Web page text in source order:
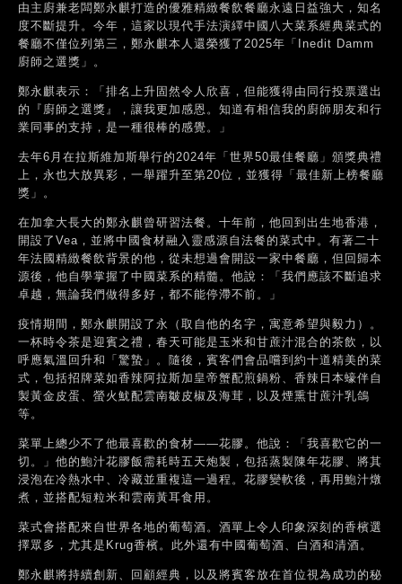
由主廚兼老闆鄭永麒打造的優雅精緻餐飲餐廳永遠日益強大，知名
度不斷提升。今年，這家以現代手法演繹中國八大菜系經典菜式的
餐廳不僅位列第三，鄭永麒本人還榮獲了2025年「Inedit Damm
廚師之選獎」。
鄭永麒表示：「排名上升固然令人欣喜，但能獲得由同行投票選出
的『廚師之選獎』，讓我更加感恩。知道有相信我的廚師朋友和行
業同事的支持，是一種很棒的感覺。」
去年6月在拉斯維加斯舉行的2024年「世界50最佳餐廳」頒獎典禮
上，永也大放異彩，一舉躍升至第20位，並獲得「最佳新上榜餐廳
獎」。
在加拿大長大的鄭永麒曾研習法餐。十年前，他回到出生地香港，
開設了Vea，並將中國食材融入靈感源自法餐的菜式中。有著二十
年法國精緻餐飲背景的他，從未想過會開設一家中餐廳，但回歸本
源後，他自學掌握了中國菜系的精髓。他說：「我們應該不斷追求
卓越，無論我們做得多好，都不能停滯不前。」
疫情期間，鄭永麒開設了永（取自他的名字，寓意希望與毅力）。
一杯時令茶是迎賓之禮，春天可能是玉米和甘蔗汁混合的茶飲，以
呼應氣溫回升和「驚蟄」。隨後，賓客們會品嚐到約十道精美的菜
式，包括招牌菜如香辣阿拉斯加皇帝蟹配煎鍋粉、香辣日本蠔伴自
製黃金皮蛋、螢火魷配雲南皺皮椒及海茸，以及煙熏甘蔗汁乳鴿
等。
菜單上總少不了他最喜歡的食材——花膠。他說：「我喜歡它的一
切。」他的鮑汁花膠飯需耗時五天炮製，包括蒸製陳年花膠、將其
浸泡在冷熱水中、冷藏並重複這一過程。花膠變軟後，再用鮑汁燉
煮，並搭配短粒米和雲南黃耳食用。
菜式會搭配來自世界各地的葡萄酒。酒單上令人印象深刻的香檳選
擇眾多，尤其是Krug香檳。此外還有中國葡萄酒、白酒和清酒。
鄭永麒將持續創新、回顧經典，以及將賓客放在首位視為成功的秘